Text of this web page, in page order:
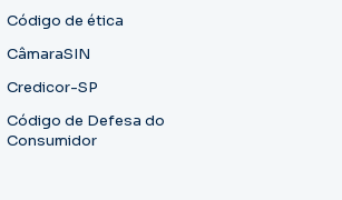
Código de ética
CâmaraSIN
Credicor-SP
Código de Defesa do
Consumidor